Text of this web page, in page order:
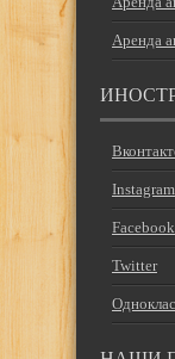
Аренда
Instagram
Facebook
Twitter